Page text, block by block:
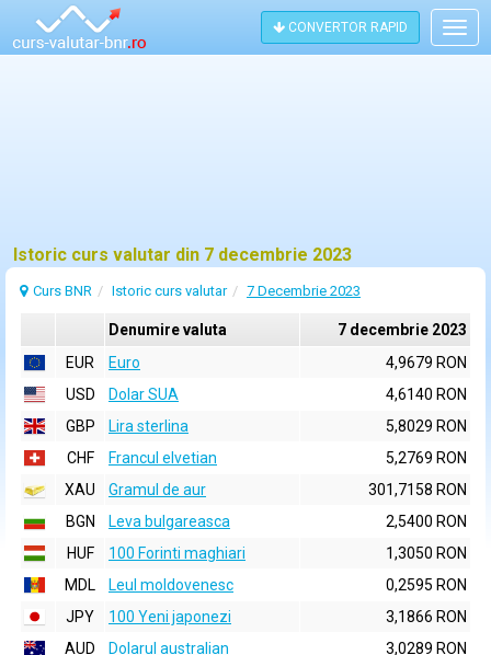
CONVERTOR RAPID
Istoric curs valutar din 7 decembrie 2023
Curs BNR Istoric curs valutar 7 Decembrie 2023
Denumire valuta
7 decembrie 2023
EUR
Euro
4,9679 RON
USD
Dolar SUA
4,6140 RON
GBP
Lira sterlina
5,8029 RON
CHF
Francul elvetian
5,2769 RON
XAU
Gramul de aur
301,7158 RON
BGN
Leva bulgareasca
2,5400 RON
HUF
100 Forinti maghiari
1,3050 RON
MDL
Leul moldovenesc
0,2595 RON
JPY
100 Yeni japonezi
3,1866 RON
AUD
Dolarul australian
3,0289 RON